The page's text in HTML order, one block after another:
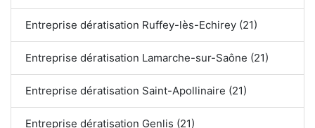
Entreprise dératisation Ruffey-lès-Echirey (21)
Entreprise dératisation Lamarche-sur-Saône (21)
Entreprise dératisation Saint-Apollinaire (21)
Entreprise dératisation Genlis (21)